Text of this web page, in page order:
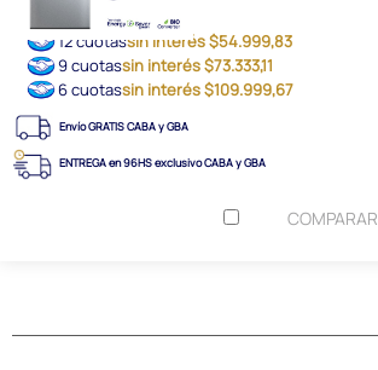
12 cuotassin interés $54.999,83
9 cuotassin interés $73.333,11
6 cuotassin interés $109.999,67
Envío GRATIS CABA y GBA
ENTREGA en 96HS exclusivo CABA y GBA
COMPARAR